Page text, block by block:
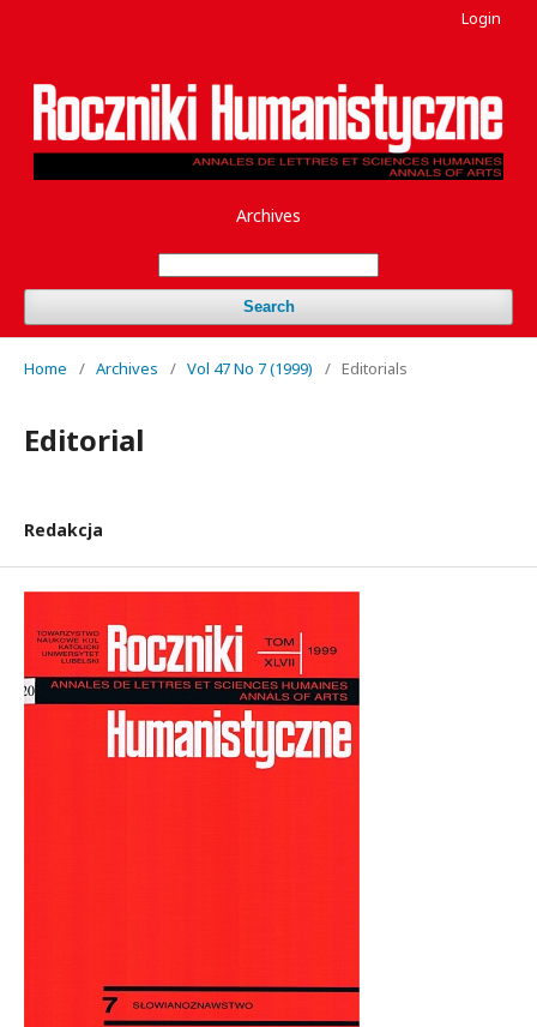
Archives
Search
Login
Home / Archives / Vol 47 No 7 (1999) / Editorials
Editorial
Redakcja